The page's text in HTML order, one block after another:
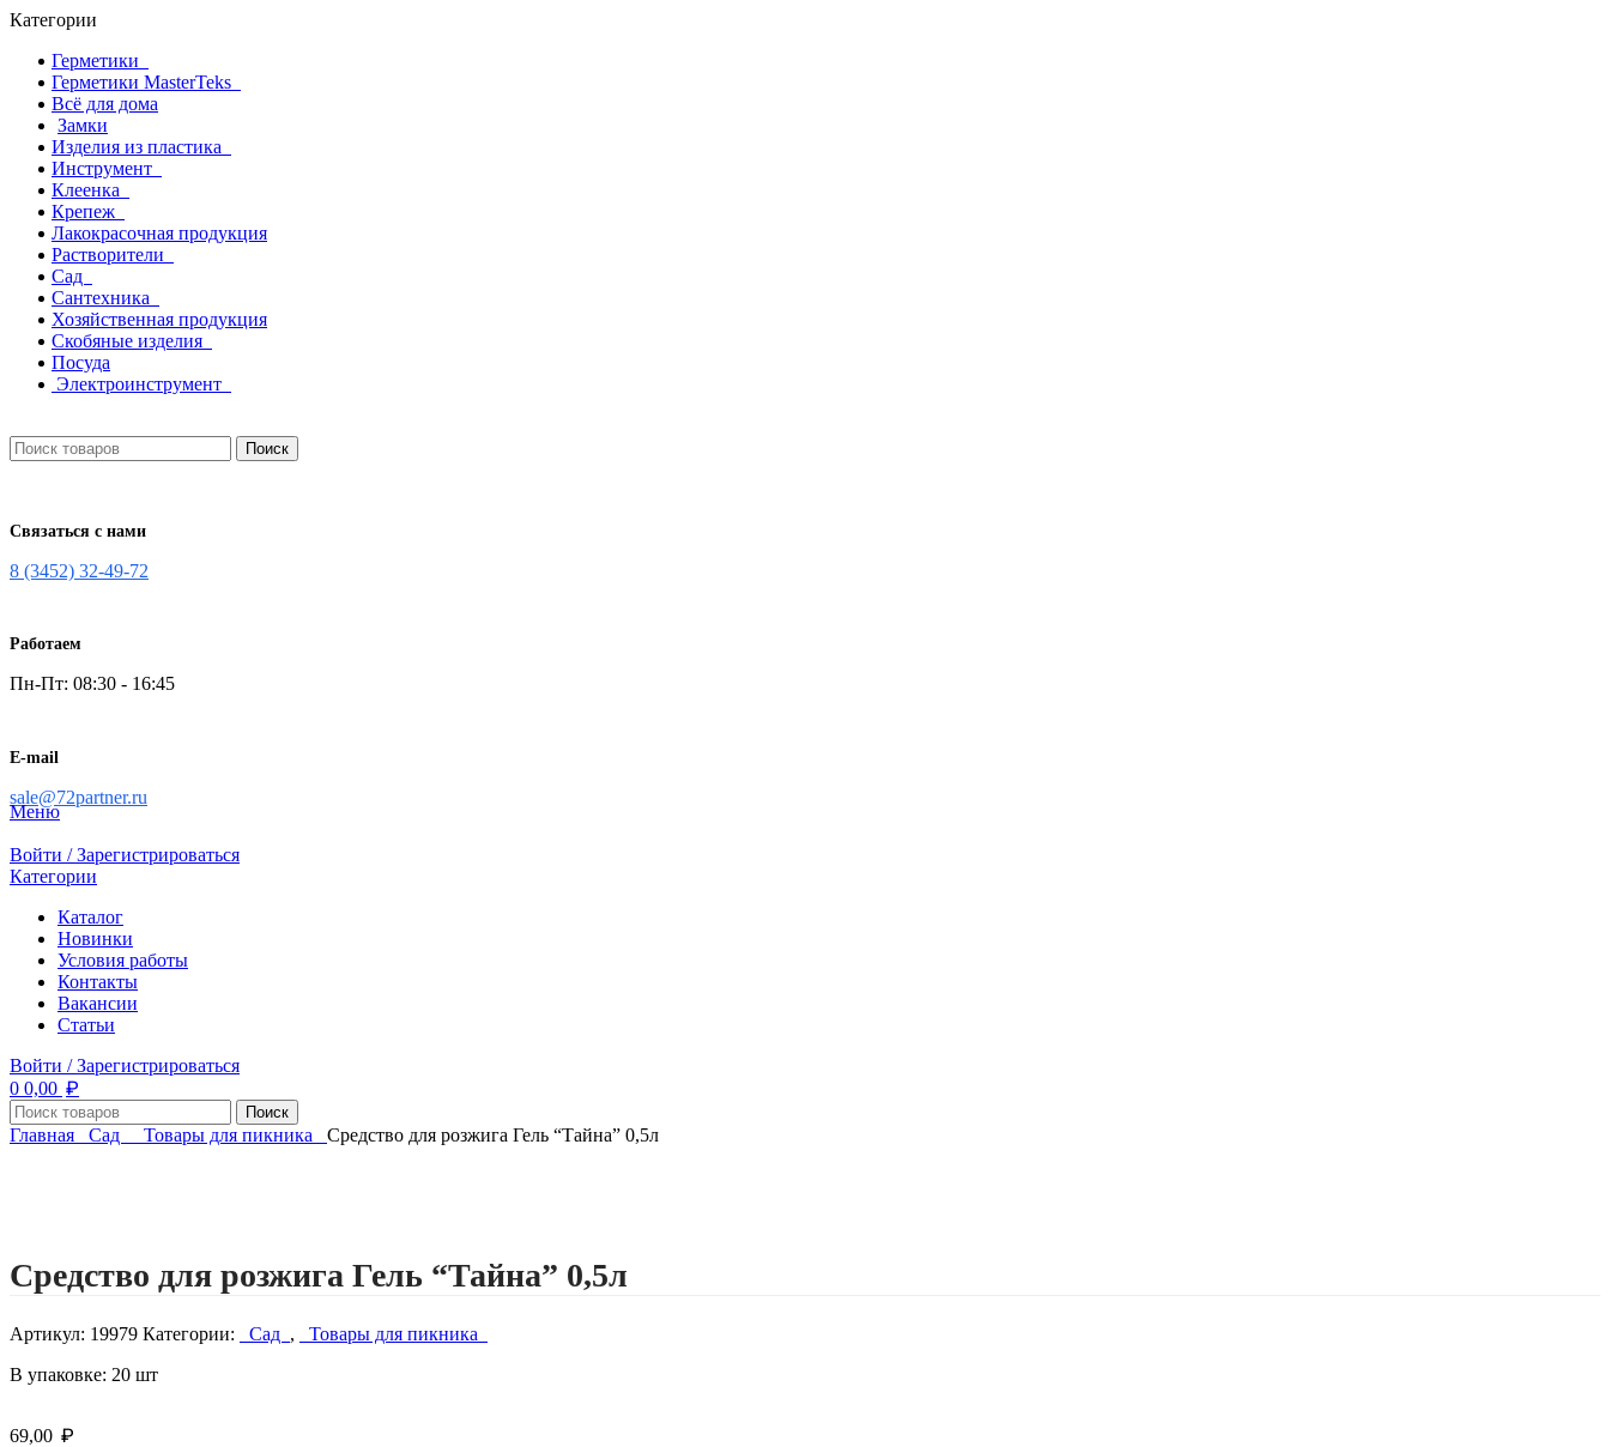
Категории
Герметики
Герметики MasterTeks
Всё для дома
Замки
Изделия из пластика
Инструмент
Клеенка
Крепеж
Лакокрасочная продукция
Растворители
Сад
Сантехника
Хозяйственная продукция
Скобяные изделия
Посуда
Электроинструмент
Поиск
Связаться с нами
8 (3452) 32-49-72
Работаем
Пн-Пт: 08:30 - 16:45
E-mail
sale@72partner.ru
Меню
Войти / Зарегистрироваться
Категории
Каталог
Новинки
Условия работы
Контакты
Вакансии
Статьи
Войти / Зарегистрироваться
0 0,00 ₽
Поиск
Главная Сад Товары для пикника Средство для розжига Гель “Тайна” 0,5л
Средство для розжига Гель “Тайна” 0,5л
Артикул: 19979 Категории: Сад ,
Товары для пикника
В упаковке: 20 шт
69,00 ₽